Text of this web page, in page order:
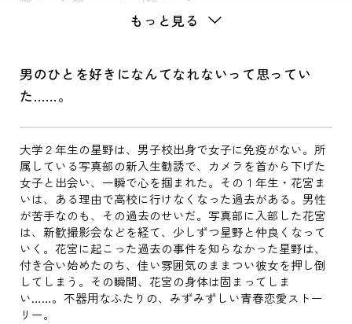
もっと見る
男のひとを好きになんてなれないって思ってい
た……。
大学２年生の星野は、男子校出身で女子に免疫がない。所
属している写真部の新入生勧誘で、カメラを首から下げた
女子と出会い、一瞬で心を掴まれた。その１年生・花宮ま
いは、ある理由で高校に行けなくなった過去がある。男性
が苦手なのも、その過去のせいだ。写真部に入部した花宮
は、新歓撮影会などを経て、少しずつ星野と仲良くなって
いく。花宮に起こった過去の事件を知らなかった星野は、
付き合い始めたのち、佳い雰囲気のままつい彼女を押し倒
してしまう。その瞬間、花宮の身体は固まってしま
い……。不器用なふたりの、みずみずしい青春恋愛ストー
リー。